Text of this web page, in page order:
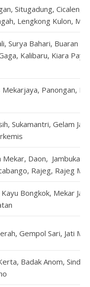
Situgadung,
Lengkong Kulon,
Surya Bahari, Buaran
Kalibaru, Kiara
Panongan,
Sukamantri, Gelam
Mekar, Daon,
Rajeg, Rajeg
Bongkok, Mekar
Gempol Sari, Jati
Badak Anom,